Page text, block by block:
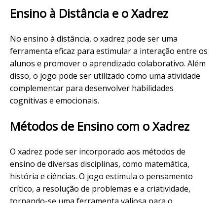
Ensino à Distância e o Xadrez
No ensino à distância, o xadrez pode ser uma
ferramenta eficaz para estimular a interação entre os
alunos e promover o aprendizado colaborativo. Além
disso, o jogo pode ser utilizado como uma atividade
complementar para desenvolver habilidades
cognitivas e emocionais.
Métodos de Ensino com o Xadrez
O xadrez pode ser incorporado aos métodos de
ensino de diversas disciplinas, como matemática,
história e ciências. O jogo estimula o pensamento
crítico, a resolução de problemas e a criatividade,